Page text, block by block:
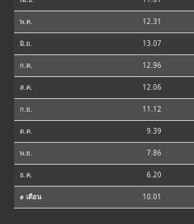
พ.ค. 12.31
มิ.ย. 13.07
ก.ค. 12.96
ส.ค. 12.06
ก.ย. 11.12
ต.ค. 9.39
พ.ย. 7.86
ธ.ค. 6.20
⌀ เดือน 10.01